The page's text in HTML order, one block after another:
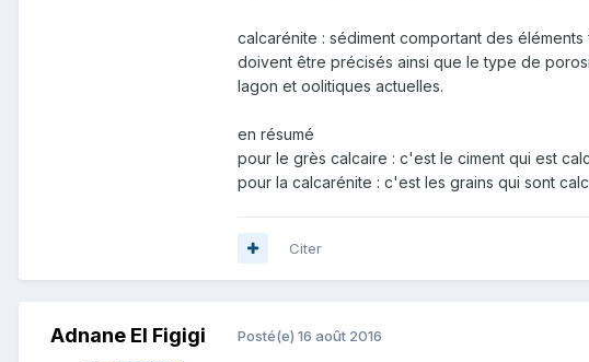
calcarénite : sédiment comportant des
doivent être précisés ainsi que le type de
lagon et oolitiques actuelles.
en résumé
pour le grès calcaire : c'est le ciment qui est
pour la calcarénite : c'est les grains qui sont
Citer
Adnane El Figigi Posté(e) 16 août 2016